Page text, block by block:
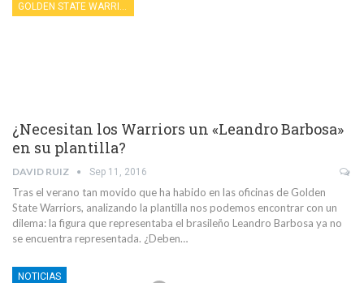
GOLDEN STATE WARRIORS
¿Necesitan los Warriors un «Leandro Barbosa»
en su plantilla?
DAVID RUIZ Sep 11, 2016
Tras el verano tan movido que ha habido en las oficinas de Golden
State Warriors, analizando la plantilla nos podemos encontrar con un
dilema: la figura que representaba el brasileño Leandro Barbosa ya no
se encuentra representada. ¿Deben…
NOTICIAS